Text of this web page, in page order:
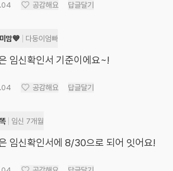
공감해요 답글달기
맘💙 다둥이엄빠
임신확인서 기준이에요~!
공감해요 답글달기
임신 7개월
임신확인서에 8/30으로 되어 잇어요!